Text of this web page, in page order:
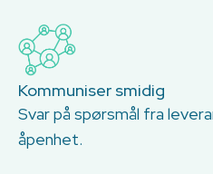
Kommuniser smidig
Svar på spørsmål fra
åpenhet.